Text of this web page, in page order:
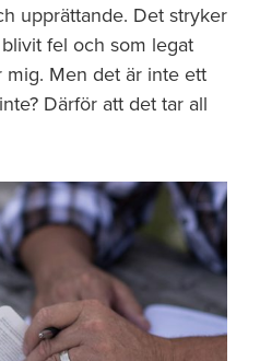
upprättande. Det stryker
fel och som legat
Men det är inte ett
Därför att det tar all